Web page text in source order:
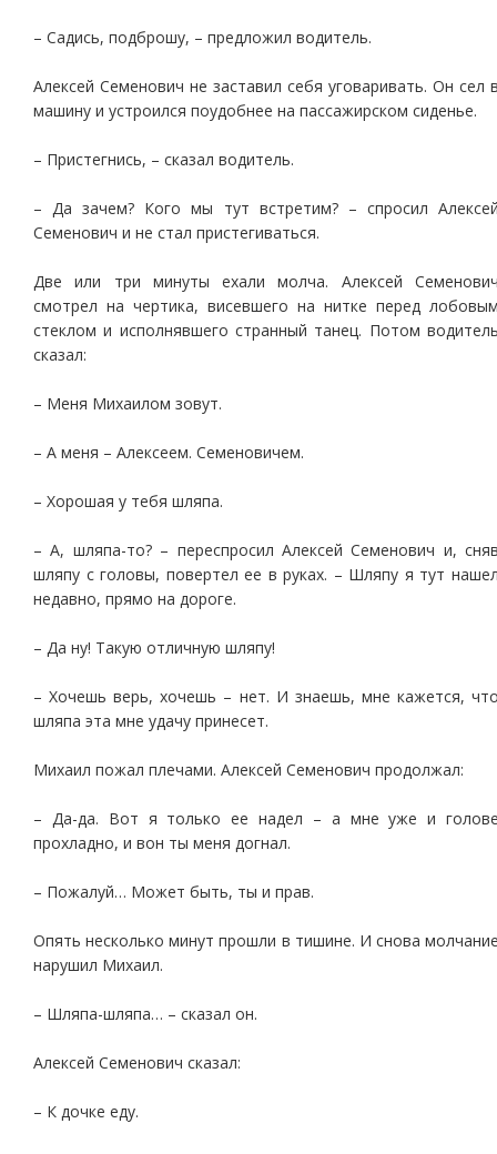
– Садись, подброшу, – предложил водитель.
Алексей Семенович не заставил себя уговаривать. Он сел
машину и устроился поудобнее на пассажирском сиденье.
– Пристегнись, – сказал водитель.
– Да зачем? Кого мы тут встретим? – спросил
Семенович и не стал пристегиваться.
Две или три минуты ехали молча. Алексей
смотрел на чертика, висевшего на нитке перед
стеклом и исполнявшего странный танец. Потом
сказал:
– Меня Михаилом зовут.
– А меня – Алексеем. Семеновичем.
– Хорошая у тебя шляпа.
– А, шляпа-то? – переспросил Алексей Семенович и,
шляпу с головы, повертел ее в руках. – Шляпу я тут
недавно, прямо на дороге.
– Да ну! Такую отличную шляпу!
– Хочешь верь, хочешь – нет. И знаешь, мне кажется,
шляпа эта мне удачу принесет.
Михаил пожал плечами. Алексей Семенович продолжал:
– Да-да. Вот я только ее надел – а мне уже и
прохладно, и вон ты меня догнал.
– Пожалуй… Может быть, ты и прав.
Опять несколько минут прошли в тишине. И снова
нарушил Михаил.
– Шляпа-шляпа… – сказал он.
Алексей Семенович сказал:
– К дочке еду.